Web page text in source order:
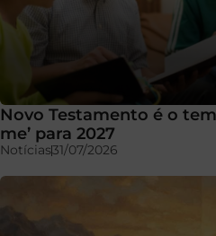
Novo Testamento é o
me’ para 2027
Notícias31/07/2026